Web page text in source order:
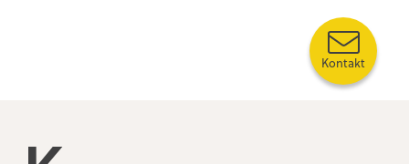
Kompetansebroen
Kontakt